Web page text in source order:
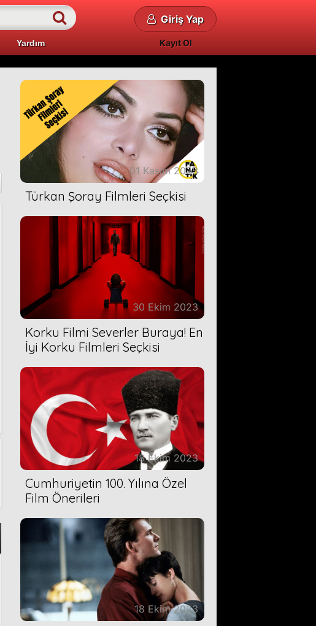
Yardım
Giriş Yap
Kayıt Ol
01 Kasım 2023
Türkan Şoray Filmleri Seçkisi
30 Ekim 2023
Korku Filmi Severler Buraya! En
İyi Korku Filmleri Seçkisi
18 Ekim 2023
Cumhuriyetin 100. Yılına Özel
Film Önerileri
18 Ekim 2023